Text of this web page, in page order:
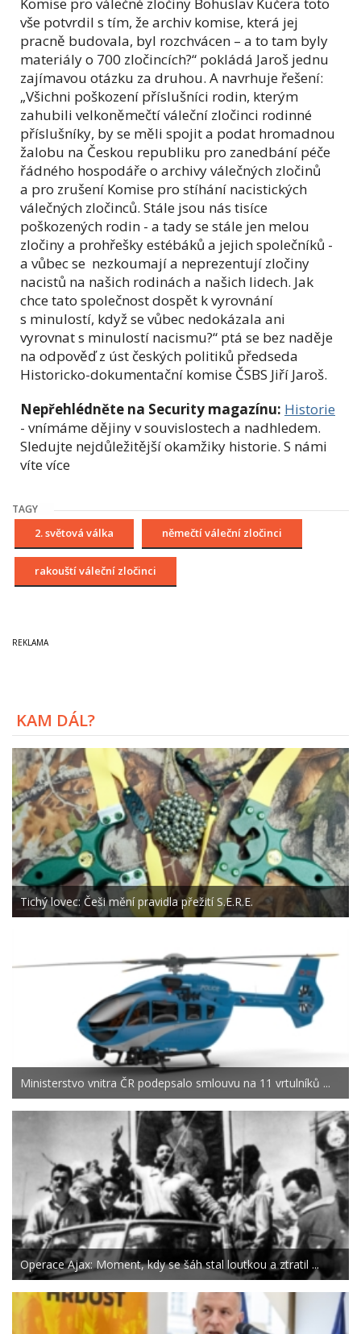
vše potvrdil s tím, že archiv komise, která jej
pracně budovala, byl rozchvácen – a to tam byly
materiály o 700 zločincích?“ pokládá Jaroš jednu
zajímavou otázku za druhou. A navrhuje řešení:
„Všichni poškození příslušníci rodin, kterým
zahubili velkoněmečtí váleční zločinci rodinné
příslušníky, by se měli spojit a podat hromadnou
žalobu na Českou republiku pro zanedbání péče
řádného hospodáře o archivy válečných zločinů
a pro zrušení Komise pro stíhání nacistických
válečných zločinců. Stále jsou nás tisíce
poškozených rodin - a tady se stále jen melou
zločiny a prohřešky estébáků a jejich společníků -
a vůbec se nezkoumají a neprezentují zločiny
nacistů na našich rodinách a našich lidech. Jak
chce tato společnost dospět k vyrovnání
s minulostí, když se vůbec nedokázala ani
vyrovnat s minulostí nacismu?“ ptá se bez naděje
na odpověď z úst českých politiků předseda
Historicko-dokumentační komise ČSBS Jiří Jaroš.
Nepřehlédněte na Security magazínu: Historie
- vnímáme dějiny v souvislostech a nadhledem.
Sledujte nejdůležitější okamžiky historie. S námi
víte více
TAGY
2. světová válka němečtí váleční zločinci
rakouští váleční zločinci
KAM DÁL?
Tichý lovec: Češi mění pravidla přežití S.E.R.E.
Ministerstvo vnitra ČR podepsalo smlouvu na 11 vrtulníků ...
Operace Ajax: Moment, kdy se šáh stal loutkou a ztratil ...